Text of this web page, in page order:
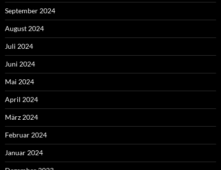
September 2024
August 2024
Juli 2024
Juni 2024
Mai 2024
April 2024
März 2024
Februar 2024
Januar 2024